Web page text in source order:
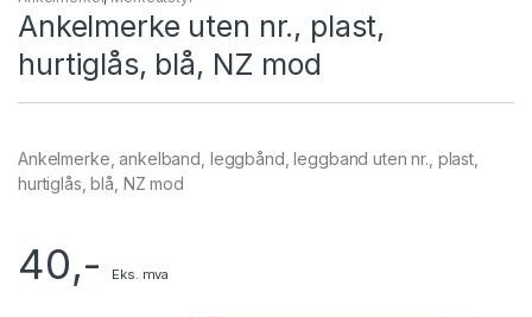
Ankelmerke uten nr., plast,
hurtiglås, blå, NZ mod
Ankelmerke, ankelband, leggbånd, leggband uten nr., plast,
hurtiglås, blå, NZ mod
40,- Eks. mva